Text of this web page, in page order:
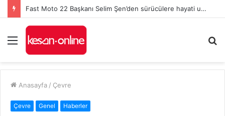
Fast Moto 22 Başkanı Selim Şen’den sürücülere hayati uyarılar: Kurallar, karşılıklı saygı ve kaska dikkat!
Menü
...
Anasayfa / Çevre
Çevre Genel Haberler